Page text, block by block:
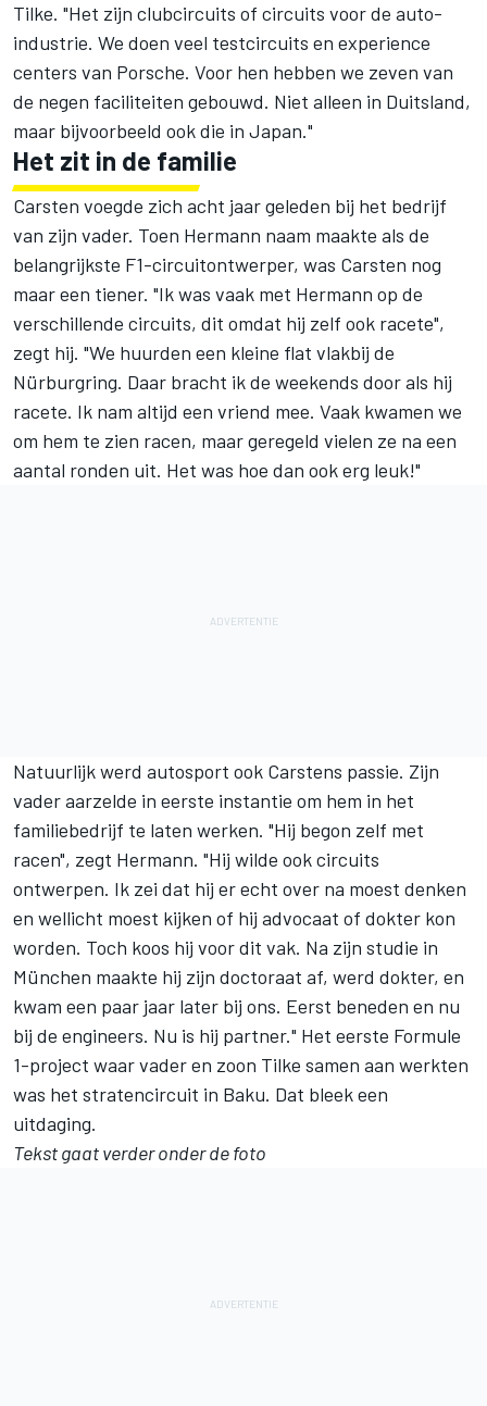
Tilke. "Het zijn clubcircuits of circuits voor de auto-
industrie. We doen veel testcircuits en experience
centers van Porsche. Voor hen hebben we zeven van
de negen faciliteiten gebouwd. Niet alleen in Duitsland,
maar bijvoorbeeld ook die in Japan."
Het zit in de familie
Carsten voegde zich acht jaar geleden bij het bedrijf
van zijn vader. Toen Hermann naam maakte als de
belangrijkste F1-circuitontwerper, was Carsten nog
maar een tiener. "Ik was vaak met Hermann op de
verschillende circuits, dit omdat hij zelf ook racete",
zegt hij. "We huurden een kleine flat vlakbij de
Nürburgring. Daar bracht ik de weekends door als hij
racete. Ik nam altijd een vriend mee. Vaak kwamen we
om hem te zien racen, maar geregeld vielen ze na een
aantal ronden uit. Het was hoe dan ook erg leuk!"
Natuurlijk werd autosport ook Carstens passie. Zijn
vader aarzelde in eerste instantie om hem in het
familiebedrijf te laten werken. "Hij begon zelf met
racen", zegt Hermann. "Hij wilde ook circuits
ontwerpen. Ik zei dat hij er echt over na moest denken
en wellicht moest kijken of hij advocaat of dokter kon
worden. Toch koos hij voor dit vak. Na zijn studie in
München maakte hij zijn doctoraat af, werd dokter, en
kwam een paar jaar later bij ons. Eerst beneden en nu
bij de engineers. Nu is hij partner." Het eerste Formule
1-project waar vader en zoon Tilke samen aan werkten
was het stratencircuit in Baku. Dat bleek een
uitdaging.
Tekst gaat verder onder de foto